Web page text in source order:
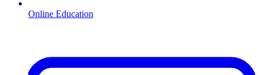
Online Education